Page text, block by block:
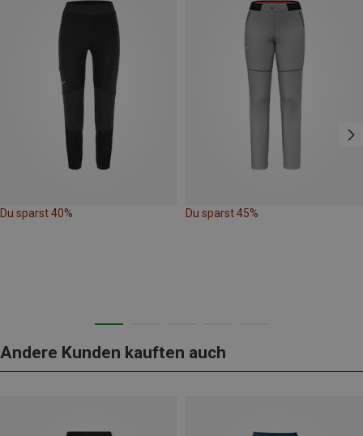
Du sparst 40% Du sparst 45%
Andere Kunden kauften auch